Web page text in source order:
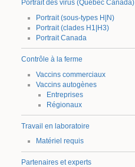
Portrait des virus (Québec Canada)
Portrait (sous-types H|N)
Portrait (clades H1|H3)
Portrait Canada
Contrôle à la ferme
Vaccins commerciaux
Vaccins autogènes
Entreprises
Régionaux
Travail en laboratoire
Matériel requis
Partenaires et experts